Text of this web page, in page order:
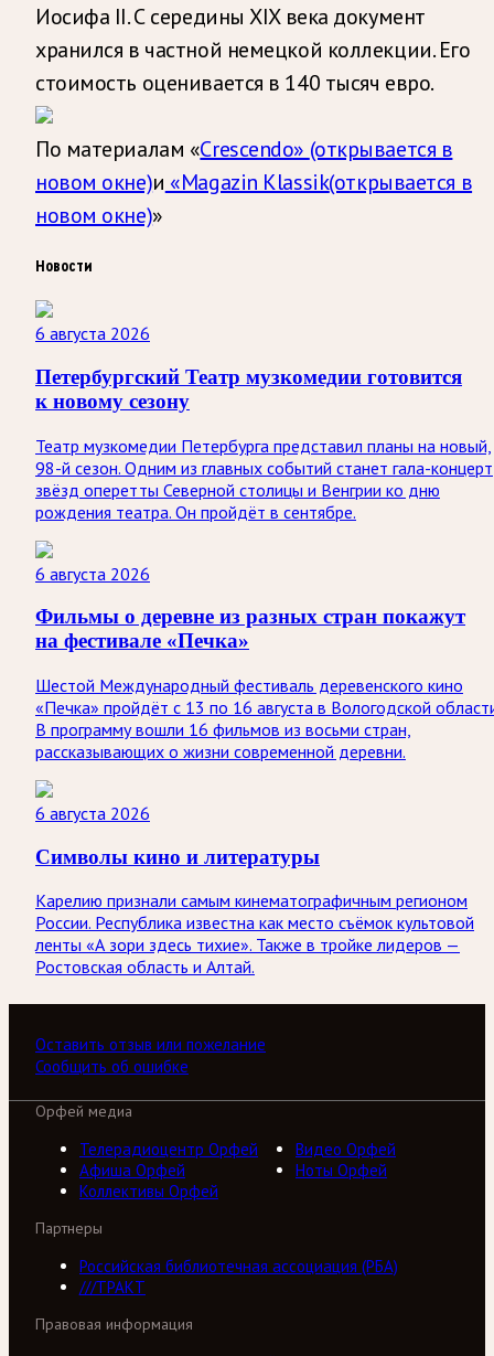
Иосифа II. С середины XIX века документ
хранился в частной немецкой коллекции. Его
стоимость оценивается в 140 тысяч евро.
По материалам «Crescendo» (открывается в
новом окне)и «Magazin Klassik(открывается в
новом окне)»
Новости
6 августа 2026
Петербургский Театр музкомедии готовится
к новому сезону
Театр музкомедии Петербурга представил планы на новый,
98-й сезон. Одним из главных событий станет гала-концерт
звёзд оперетты Северной столицы и Венгрии ко дню
рождения театра. Он пройдёт в сентябре.
6 августа 2026
Фильмы о деревне из разных стран покажут
на фестивале «Печка»
Шестой Международный фестиваль деревенского кино
«Печка» пройдёт с 13 по 16 августа в Вологодской
В программу вошли 16 фильмов из восьми стран,
рассказывающих о жизни современной деревни.
6 августа 2026
Символы кино и литературы
Карелию признали самым кинематографичным регионом
России. Республика известна как место съёмок культовой
ленты «А зори здесь тихие». Также в тройке лидеров —
Ростовская область и Алтай.
Оставить отзыв или пожелание
Сообщить об ошибке
Орфей медиа
Телерадиоцентр Орфей
Видео Орфей
Афиша Орфей
Ноты Орфей
Коллективы Орфей
Партнеры
Российская библиотечная ассоциация (РБА)
///ТРАКТ
Правовая информация